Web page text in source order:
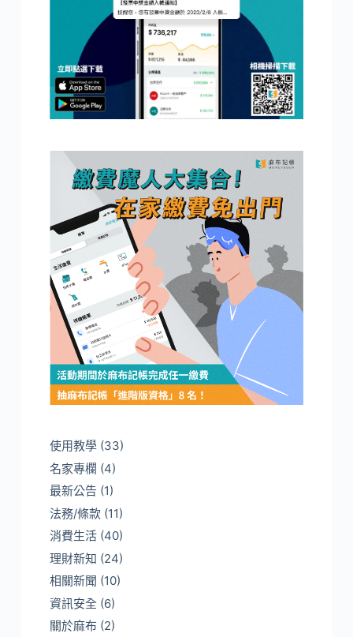
使用教學(33)
名家專欄 (4)
最新公告(1)
法務/條款(11)
消費生活(40)
理財新知 (24)
相關新聞 (10)
資訊安全(6)
關於麻布 (2)